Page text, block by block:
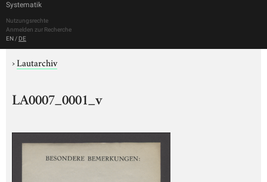
Systematik
Nutzungsrechte
Anmelden zur Recherche
EN / DE
›Lautarchiv
LA0007_0001_v